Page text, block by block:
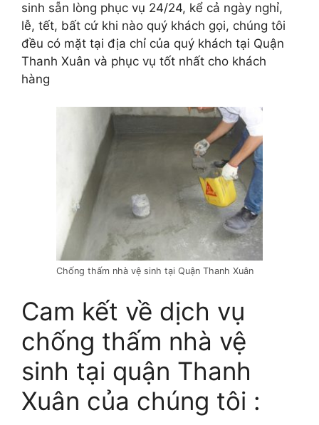
sinh sẵn lòng phục vụ 24/24, kể cả ngày nghỉ,
lễ, tết, bất cứ khi nào quý khách gọi, chúng tôi
đều có mặt tại địa chỉ của quý khách tại Quận
Thanh Xuân và phục vụ tốt nhất cho khách
hàng
Chống thấm nhà vệ sinh tại Quận Thanh Xuân
Cam kết về dịch vụ
chống thấm nhà vệ
sinh tại quận Thanh
Xuân của chúng tôi :